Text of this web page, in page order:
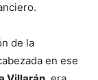
de la
en ese